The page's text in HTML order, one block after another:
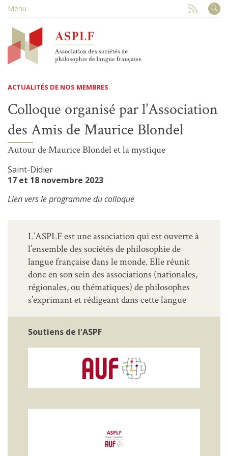
Menu
ACTUALITÉS DE NOS MEMBRES
Colloque organisé par l’Association
des Amis de Maurice Blondel
Autour de Maurice Blondel et la mystique
Saint-Didier
17 et 18 novembre 2023
Lien vers le programme du colloque
L’ASPLF est une association qui est ouverte à
l’ensemble des sociétés de philosophie de
langue française dans le monde. Elle réunit
donc en son sein des associations (nationales,
régionales, ou thématiques) de philosophes
s’exprimant et rédigeant dans cette langue
Soutiens de l'ASPF